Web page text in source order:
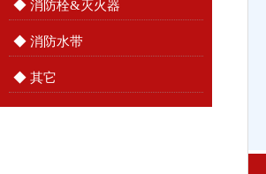
◆ 消防栓&灭火器
◆ 消防水带
◆ 其它